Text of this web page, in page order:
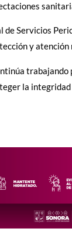
de Servicios
y
la